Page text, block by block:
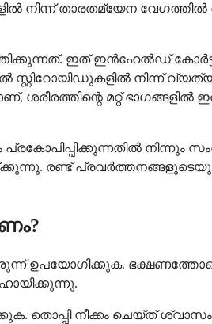
നിന്ന് താരതമ്യേന
ഇത് ഇൻഹേൽഡ്
നിന്ന്
മറ്റ് ഭാഗങ്ങളിൽ
നിന്നും
രണ്ട്
ഉപയോഗിക്കുക.
നീക്കം ചെയ്ത് ശ്വാസം